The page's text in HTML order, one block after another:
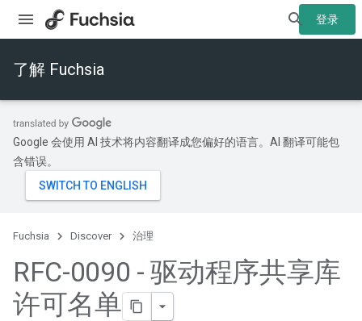
登录
了解 Fuchsia
Google 会使用 AI 技术将内容翻译成您偏好的语言。AI 翻译可能包
含错误。
Fuchsia Discover 治理
RFC-0090 - 驱动程序共享库
许可名单